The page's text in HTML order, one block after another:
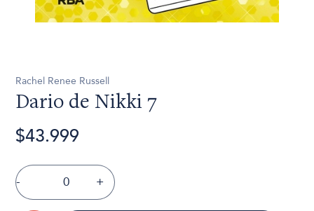
Rachel Renee Russell
Dario de Nikki 7
$43.999
- +